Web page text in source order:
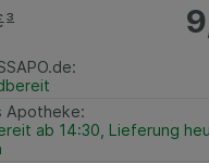
³
:
Apotheke:
ab 14:30, Lieferung